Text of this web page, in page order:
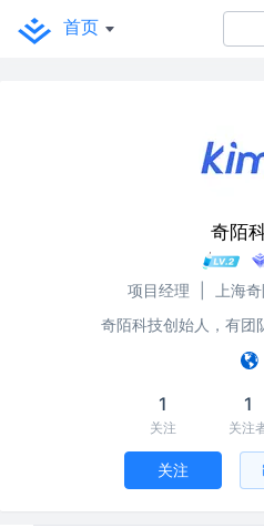
首页
奇陌
项目经理
上海
奇陌科技创始人，有团
1
关注
1
关注
关注